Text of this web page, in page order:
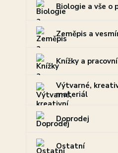
Biologie a vše o
Zeměpis a
Knížky a
Výtvarné,
materiál
Doprodej
Ostatní